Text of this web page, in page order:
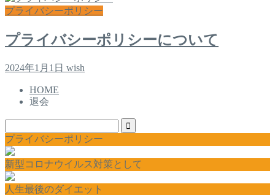
プライバシーポリシー
プライバシーポリシーについて
2024年1月1日 wish
HOME
退会
プライバシーポリシー
新型コロナウイルス対策として
人生最後のダイエット